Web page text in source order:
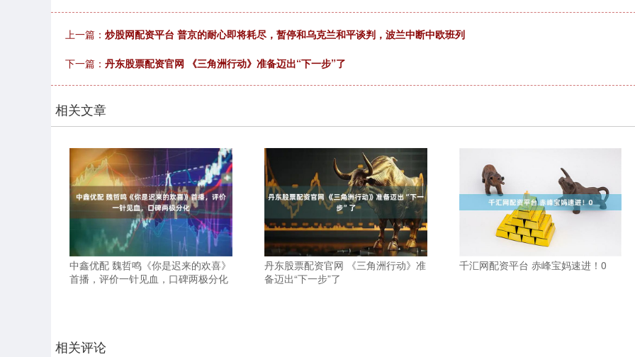
上一篇： 炒股网配资平台 普京的耐心即将耗尽，暂停和乌克兰和平谈判，波兰中断中欧班列
下一篇： 丹东股票配资官网 《三角洲行动》准备迈出“下一步”了
相关文章
中鑫优配 魏哲鸣《你是迟来的欢喜》
首播，评价一针见血，口碑两极分化
丹东股票配资官网 《三角洲行动》准
备迈出“下一步”了
千汇网配资平台 赤峰宝妈速进！0
相关评论